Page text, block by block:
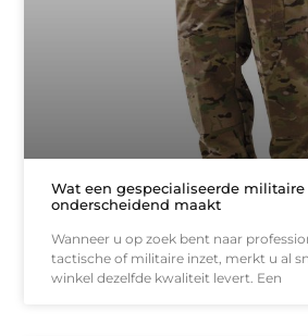
Wat een gespecialiseerde
onderscheidend maakt
Wanneer u op zoek bent naar
tactische of militaire inzet, merkt u al
winkel dezelfde kwaliteit levert. Een